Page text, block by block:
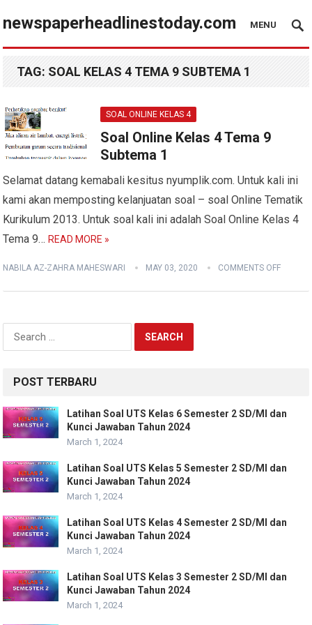
newspaperheadlinestoday.com MENU
TAG: SOAL KELAS 4 TEMA 9 SUBTEMA 1
SOAL ONLINE KELAS 4
Soal Online Kelas 4 Tema 9
Subtema 1
Selamat datang kemabali kesitus nyumplik.com. Untuk kali ini
kami akan memposting kelanjuatan soal – soal Online Tematik
Kurikulum 2013. Untuk soal kali ini adalah Soal Online Kelas 4
Tema 9…READ MORE »
NABILA AZ-ZAHRA MAHESWARI MAY 03, 2020 COMMENTS OFF
Search
POST TERBARU
Latihan Soal UTS Kelas 6 Semester 2 SD/MI dan
Kunci Jawaban Tahun 2024
March 1, 2024
Latihan Soal UTS Kelas 5 Semester 2 SD/MI dan
Kunci Jawaban Tahun 2024
March 1, 2024
Latihan Soal UTS Kelas 4 Semester 2 SD/MI dan
Kunci Jawaban Tahun 2024
March 1, 2024
Latihan Soal UTS Kelas 3 Semester 2 SD/MI dan
Kunci Jawaban Tahun 2024
March 1, 2024